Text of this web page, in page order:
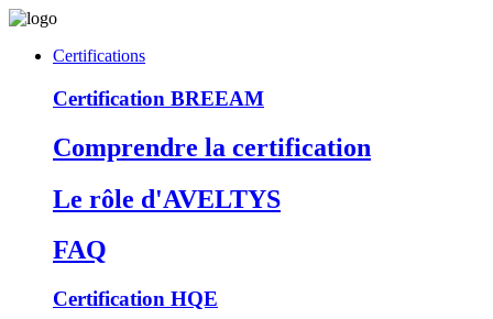
Certifications
Certification BREEAM
Comprendre la certification
Le rôle d'AVELTYS
FAQ
Certification HQE